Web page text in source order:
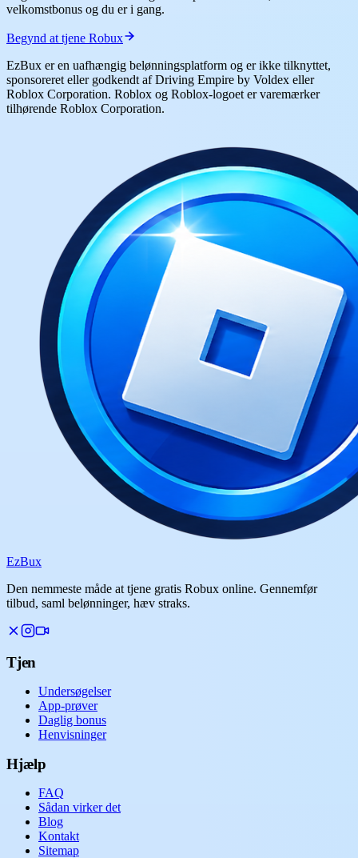
velkomstbonus og du er i gang.
Begynd at tjene Robux
EzBux er en uafhængig belønningsplatform og er ikke tilknyttet,
sponsoreret eller godkendt af Driving Empire by Voldex eller
Roblox Corporation. Roblox og Roblox-logoet er varemærker
tilhørende Roblox Corporation.
EzBux
Den nemmeste måde at tjene gratis Robux online. Gennemfør
tilbud, saml belønninger, hæv straks.
Tjen
Undersøgelser
App-prøver
Daglig bonus
Henvisninger
Hjælp
FAQ
Sådan virker det
Blog
Kontakt
Sitemap